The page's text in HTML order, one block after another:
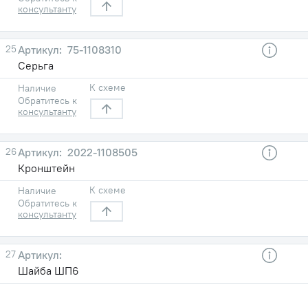
консультанту
25
75-1108310
Серьга
Наличие
Обратитесь к
консультанту
К схеме
26
2022-1108505
Кронштейн
Наличие
Обратитесь к
консультанту
К схеме
27
Шайба ШП6